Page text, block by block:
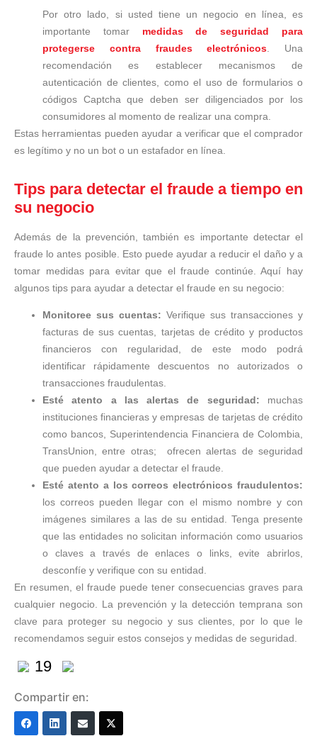
Por otro lado, si usted tiene un negocio en línea, es
importante tomar medidas de seguridad para
protegerse contra fraudes electrónicos . Una
recomendación es establecer mecanismos de
autenticación de clientes, como el uso de formularios o
códigos Captcha que deben ser diligenciados por los
consumidores al momento de realizar una compra.
Estas herramientas pueden ayudar a verificar que el comprador
es legítimo y no un bot o un estafador en línea.
Tips para detectar el fraude a tiempo en
su negocio
Además de la prevención, también es importante detectar el
fraude lo antes posible. Esto puede ayudar a reducir el daño y a
tomar medidas para evitar que el fraude continúe. Aquí hay
algunos tips para ayudar a detectar el fraude en su negocio:
Monitoree sus cuentas: Verifique sus transacciones y
facturas de sus cuentas, tarjetas de crédito y productos
financieros con regularidad, de este modo podrá
identificar rápidamente descuentos no autorizados o
transacciones fraudulentas.
Esté atento a las alertas de seguridad: muchas
instituciones financieras y empresas de tarjetas de crédito
como bancos, Superintendencia Financiera de Colombia,
TransUnion, entre otras; ofrecen alertas de seguridad
que pueden ayudar a detectar el fraude.
Esté atento a los correos electrónicos fraudulentos:
los correos pueden llegar con el mismo nombre y con
imágenes similares a las de su entidad. Tenga presente
que las entidades no solicitan información como usuarios
o claves a través de enlaces o links, evite abrirlos,
desconfíe y verifique con su entidad.
En resumen, el fraude puede tener consecuencias graves para
cualquier negocio. La prevención y la detección temprana son
clave para proteger su negocio y sus clientes, por lo que le
recomendamos seguir estos consejos y medidas de seguridad.
19
Compartir en: